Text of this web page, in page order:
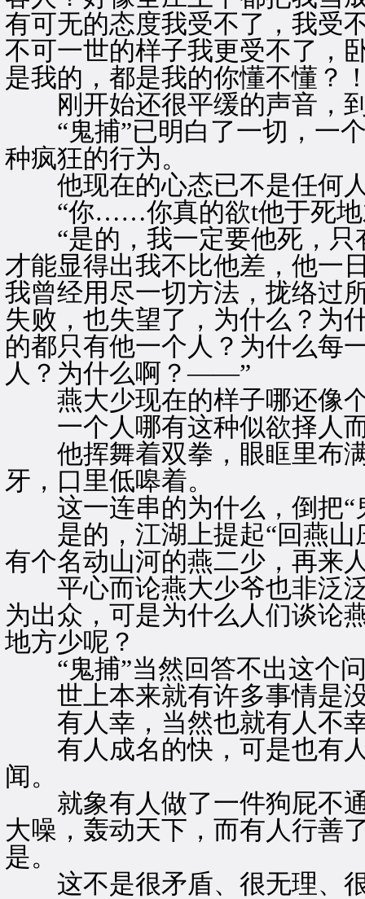
有可无的态度我受不了，我
不可一世的样子我更受不了，
是我的，都是我的你懂不懂？
刚开始还很平缓的声音，到
“鬼捕”已明白了一切，一个
种疯狂的行为。
他现在的心态已不是任何人
“你……你真的欲t他于死地
“是的，我一定要他死，只
才能显得出我不比他差，他一
我曾经用尽一切方法，拢络过
失败，也失望了，为什么？为
的都只有他一个人？为什么每
人？为什么啊？——”
燕大少现在的样子哪还像
一个人哪有这种似欲择人
他挥舞着双拳，眼眶里布满
牙，口里低嗥着。
这一连串的为什么，倒把“
是的，江湖上提起“回燕山
有个名动山河的燕二少，再来
平心而论燕大少爷也非泛泛
为出众，可是为什么人们谈论
地方少呢？
“鬼捕”当然回答不出这个问
世上本来就有许多事情是
有人幸，当然也就有人不
有人成名的快，可是也有人
闻。
就象有人做了一件狗屁不通
大噪，轰动天下，而有人行善
是。
这不是很矛盾、很无理、